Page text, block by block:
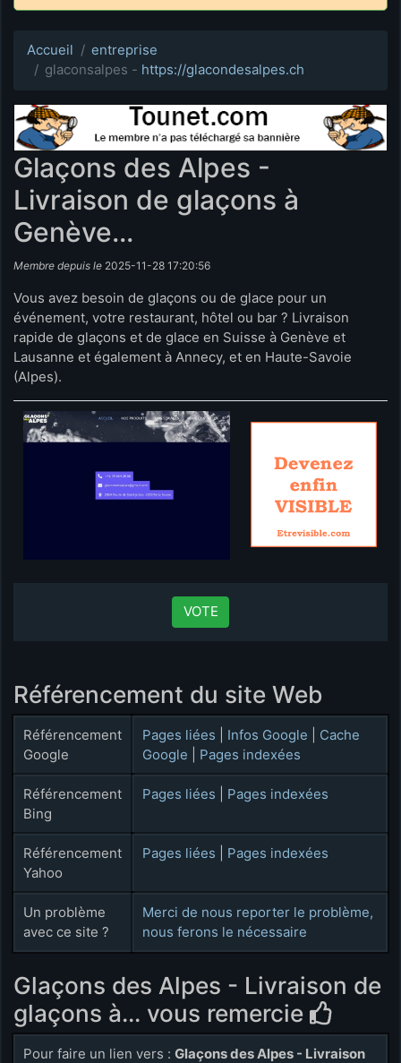
Accueil
entreprise
glaconsalpes - https://glacondesalpes.ch
Glaçons des Alpes -
Livraison de glaçons à
Genève...
Membre depuis le 2025-11-28 17:20:56
Vous avez besoin de glaçons ou de glace pour un
événement, votre restaurant, hôtel ou bar ? Livraison
rapide de glaçons et de glace en Suisse à Genève et
Lausanne et également à Annecy, et en Haute-Savoie
(Alpes).
VOTE
Référencement du site Web
Référencement
Google
Pages liées Infos Google
Cache
Google
Pages indexées
Référencement
Bing
Pages liées Pages indexées
Référencement
Yahoo
Pages liées Pages indexées
Un problème
avec ce site ?
Merci de nous reporter le problème,
nous ferons le nécessaire
Glaçons des Alpes - Livraison de
glaçons à... vous remercie
Pour faire un lien vers :Glaçons des Alpes - Livraison